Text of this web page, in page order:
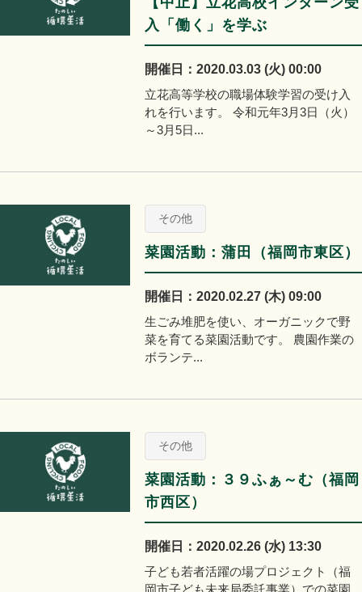
入「働く」を学ぶ
開催日：2020.03.03 (火) 00:00
立花高等学校の職場体験学習の受け入
れを行います。 令和元年3月3日（火）
～3月5日...
その他
菜園活動：蒲田（福岡市東区）
開催日：2020.02.27 (木) 09:00
生ごみ堆肥を使い、オーガニックで野
菜を育てる菜園活動です。 農園作業の
ボランテ...
その他
菜園活動：３９ふぁ～む（福岡
市西区）
開催日：2020.02.26 (水) 13:30
子ども若者活躍の場プロジェクト（福
岡市子ども未来局委託事業）での菜園